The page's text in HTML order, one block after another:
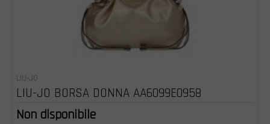
LIU-JO
LIU-JO BORSA DONNA AA6099E0958
Non disponibile